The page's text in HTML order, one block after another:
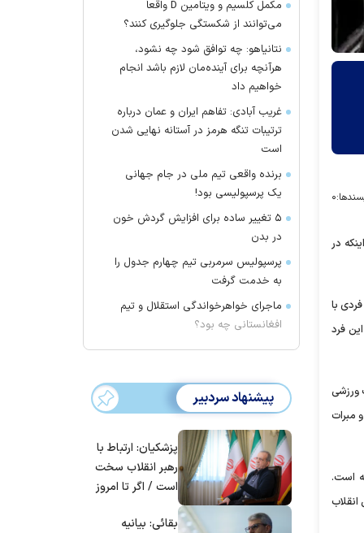
۰
در
با
فرد
ورزشی
مبرات
است.
مکمل کلسیم و ویتامین D واقعاً
می‌توانند از شکستگی جلوگیری کنند؟
نتانیاهو: چه توافق شود چه نشود،
هرآنچه برای آینده‌مان لازم باشد انجام
خواهیم داد
غریب آبادی: تفاهم ایران و عمان درباره
ترتیبات تنگه هرمز در آستانه نهایی شدن
است
برنده واقعی تیم ملی در جام جهانی
یک پرسپولیسی بود!
۵ تغییر ساده برای افزایش گردش خون
در بدن
پرسپولیس سرمربی تیم چهارم جدول را
به خدمت گرفت
ماجرای خواهرخواندگی استقلال و تیم
افغانستانی چه بود؟
پیشنهاد سردبیر
پزشکیان: ارتباط با
رهبر انقلاب سخت
است / اگر تا امروز
مردم ایران است
بقائی: بیانیه